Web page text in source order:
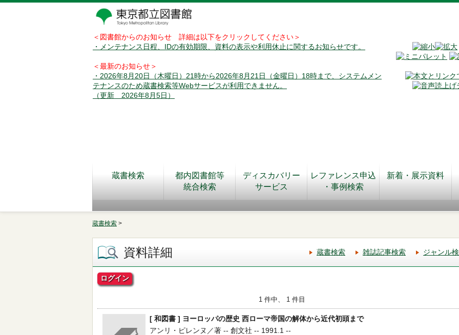
＜図書館からのお知らせ 詳細は以下をクリックしてください＞
・メンテナンス日程、IDの有効期限、資料の表示や利用休止に関するお知らせです。
＜最新のお知らせ＞
・2026年8月20日（木曜日）21時から2026年8月21日（金曜日）18時まで、システムメン
テナンスのため蔵書検索等Webサービスが利用できません。
（更新 2026年8月5日）
蔵書検索
都内図書館等
統合検索
ディスカバリー
サービス
レファレンス申込
・事例検索
新着・展示資料
蔵書検索 >
資料詳細 蔵書検索 雑誌記事検索 ジャンル
ログイン
1 件中、 1 件目
[ 和図書 ] ヨーロッパの歴史 西ローマ帝国の解体から近代初頭まで
アンリ・ピレンヌ／著 -- 創文社 -- 1991.1 --